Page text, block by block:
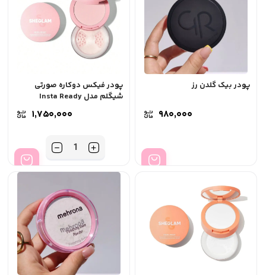
پودر بیک گلدن رز
۹۸۰,۰۰۰
پودر فیکس دوکاره صورتی
شیگلم مدل Insta Ready
۱,۷۵۰,۰۰۰
تعداد